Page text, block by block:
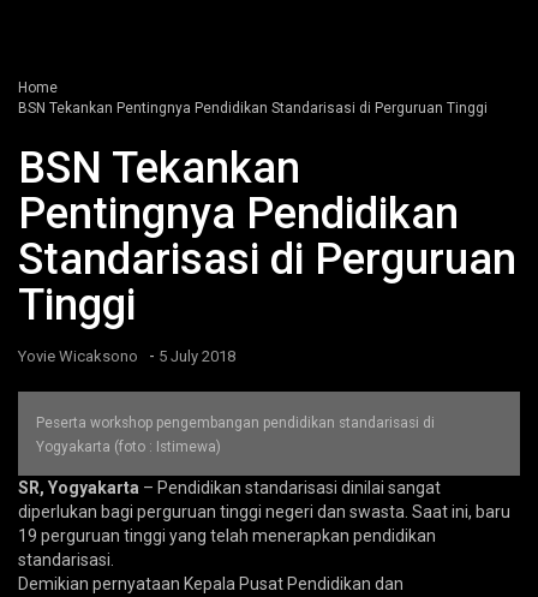
Home
BSN Tekankan Pentingnya Pendidikan Standarisasi di Perguruan Tinggi
BSN Tekankan
Pentingnya Pendidikan
Standarisasi di Perguruan
Tinggi
Yovie Wicaksono - 5 July 2018
Peserta workshop pengembangan pendidikan standarisasi di
Yogyakarta (foto : Istimewa)
SR, Yogyakarta – Pendidikan standarisasi dinilai sangat
diperlukan bagi perguruan tinggi negeri dan swasta. Saat ini, baru
19 perguruan tinggi yang telah menerapkan pendidikan
standarisasi.
Demikian pernyataan Kepala Pusat Pendidikan dan